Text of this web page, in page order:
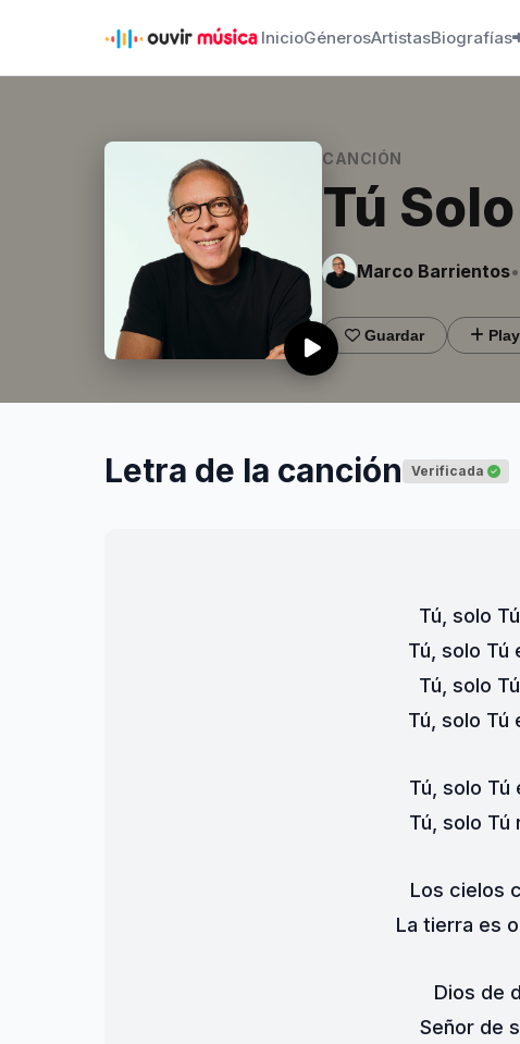
InicioGénerosArtistasBiografías
CANCIÓN
Tú
Marco Barrientos
Guardar
Letra de la canción Verificada
Tú, solo
Tú, solo Tú
Tú, solo
Tú, solo Tú
Tú, solo Tú
Tú, solo Tú
Los cielos
La tierra es
Dios de
Señor de